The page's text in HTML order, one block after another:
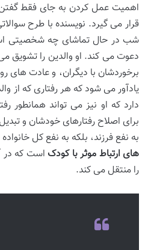
اهمیت عمل کردن به جای فقط گفتن
قرار می گیرد. نویسنده با طرح
شب در حال تماشای چه شخصیتی
دعوت می کند. او والدین را تشویق
برخوردشان با دیگران، و عادت های
یادآور می شود که هر رفتاری که از
دارد که او نیز می تواند همانطور
برای اصلاح رفتارهای خودشان و
به نفع فرزند، بلکه به نفع کل
های ارتباط موثر با کودک است که در
را منتقل می کند.